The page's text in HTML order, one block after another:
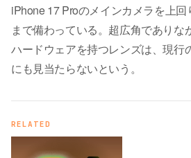
iPhone 17 Proのメインカメラを上
まで備わっている。超広角でありな
ハードウェアを持つレンズは、現行
にも見当たらないという。
RELATED